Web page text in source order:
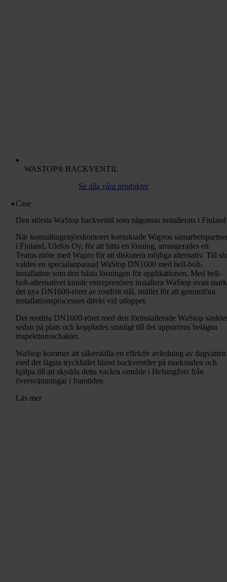
WASTOP® BACKVENTIL
Se alla våra produkter
Case
Den största WaStop backventil som någonsin installerats i Finland
När konsultingenjörskontoret kontaktade Wapros
i Finland, Ulefos Oy, för att hitta en lösning, arrangerades ett
Teams-möte med Wapro för att diskutera möjliga alternativ. Till
valdes en specialanpassad WaStop DN1600 med bell-bolt-
installation som den bästa lösningen för applikationen. Med bell-
bolt-alternativet kunde entreprenören installera WaStop ovan
det nya DN1600-röret av rostfritt stål, istället för att genomföra
installationsprocessen direkt vid utloppet.
Det rostfria DN1600-röret med den förinstallerade WaStop
sedan på plats och kopplades smidigt till det uppströms belägna
inspektionsschaktet.
WaStop kommer att säkerställa en effektiv avledning av dagvatten
med det lägsta tryckfallet bland backventiler på marknaden och
hjälpa till att skydda detta vackra område i Helsingfors från
översvämningar i framtiden
Läs mer